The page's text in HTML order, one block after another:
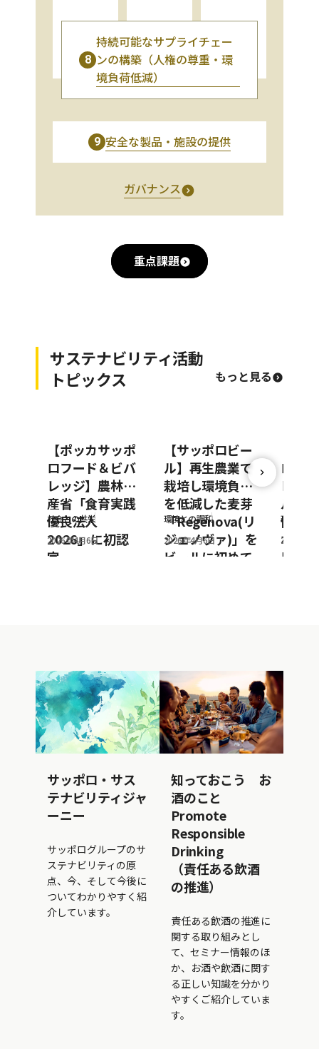
8
持続可能なサプライチェー
ンの構築（人権の尊重・環
境負荷低減）
9 安全な製品・施設の提供
ガバナンス
重点課題
サステナビリティ活動
トピックス
もっと見る
【ポッカサッポ
ロフード＆ビバ
レッジ】農林水
産省「食育実践
優良法人
2026」に初認
定
社会との共栄
2026年4月6日
【サッポロビー
ル】再生農業で
栽培し環境負荷
を低減した麦芽
「Regenova(リ
ジェノヴァ)」を
ビールに初めて
環境との調和
2026年4月6日
ロフ
レッ
ルto
働に
ボト
用を
環境との
2026年3
サッポロ・サス
テナビリティジャ
ーニー
サッポログループのサ
ステナビリティの原
点、今、そして今後に
ついてわかりやすく紹
介しています。
知っておこう お
酒のこと
Promote
Responsible
Drinking
（責任ある飲酒
の推進）
責任ある飲酒の推進に
関する取り組みとし
て、セミナー情報のほ
か、お酒や飲酒に関す
る正しい知識を分かり
やすくご紹介していま
す。